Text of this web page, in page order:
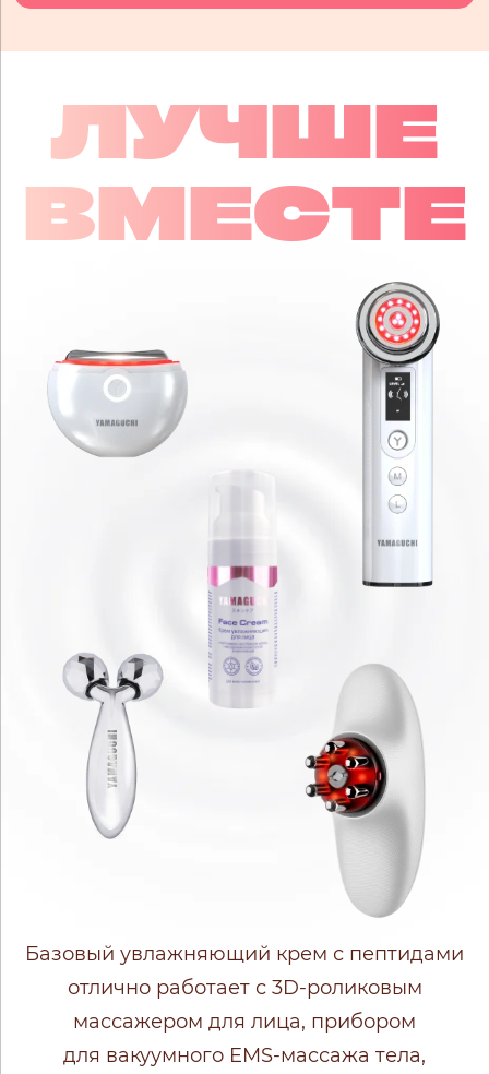
ЛУЧШЕ
ВМЕСТЕ
Базовый увлажняющий крем с пептидами
отлично работает с 3D-роликовым
массажером для лица, прибором
для вакуумного EMS-массажа тела,